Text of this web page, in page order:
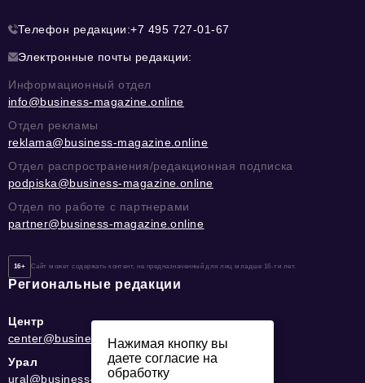
Телефон редакции:+7 495 727-01-67
Электронные почты редакции:
Информационный отдел
info@business-magazine.online
Отдел рекламы
reklama@business-magazine.online
Отдел распространения/редакционная подписка
podpiska@business-magazine.online
Отдел по работе с партнерами
partner@business-magazine.online
16+ Сайт может содержать контент, не предназначенный для лиц младше 16-ти лет.
Региональные редакции
Центр
center@business-magazine.online
Урал
ural@business-magazine.online
Нажимая кнопку вы
даете согласие на
обработку